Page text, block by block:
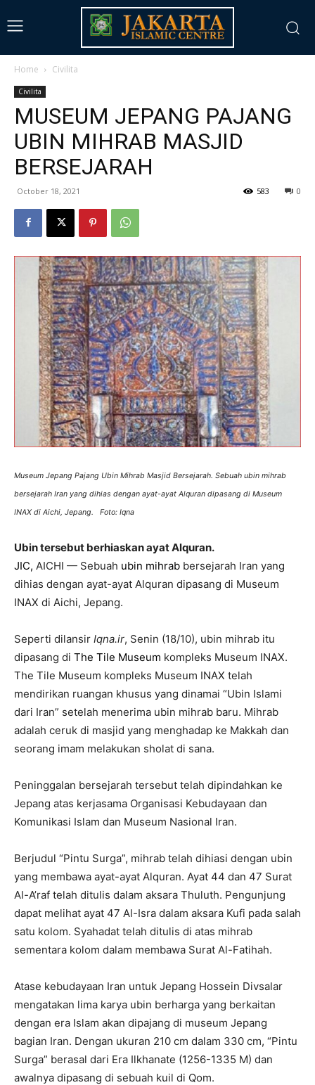
Home Civilita
Civilita
MUSEUM JEPANG PAJANG
UBIN MIHRAB MASJID
BERSEJARAH
October 18, 2021 0
583
Museum Jepang Pajang Ubin Mihrab Masjid Bersejarah. Sebuah ubin mihrab
bersejarah Iran yang dihias dengan ayat-ayat Alquran dipasang di Museum
INAX di Aichi, Jepang. Foto: Iqna
Ubin tersebut berhiaskan ayat Alquran.
JIC, AICHI — Sebuah ubin mihrab bersejarah Iran yang
dihias dengan ayat-ayat Alquran dipasang di Museum
INAX di Aichi, Jepang.
Seperti dilansir Iqna.ir, Senin (18/10), ubin mihrab itu
dipasang di The Tile Museum kompleks Museum INAX.
The Tile Museum kompleks Museum INAX telah
mendirikan ruangan khusus yang dinamai “Ubin Islami
dari Iran” setelah menerima ubin mihrab baru. Mihrab
adalah ceruk di masjid yang menghadap ke Makkah dan
seorang imam melakukan sholat di sana.
Peninggalan bersejarah tersebut telah dipindahkan ke
Jepang atas kerjasama Organisasi Kebudayaan dan
Komunikasi Islam dan Museum Nasional Iran.
Berjudul “Pintu Surga”, mihrab telah dihiasi dengan ubin
yang membawa ayat-ayat Alquran. Ayat 44 dan 47 Surat
Al-A’raf telah ditulis dalam aksara Thuluth. Pengunjung
dapat melihat ayat 47 Al-Isra dalam aksara Kufi pada salah
satu kolom. Syahadat telah ditulis di atas mihrab
sementara kolom dalam membawa Surat Al-Fatihah.
Atase kebudayaan Iran untuk Jepang Hossein Divsalar
mengatakan lima karya ubin berharga yang berkaitan
dengan era Islam akan dipajang di museum Jepang
bagian Iran. Dengan ukuran 210 cm dalam 330 cm, “Pintu
Surga” berasal dari Era Ilkhanate (1256-1335 M) dan
awalnya dipasang di sebuah kuil di Qom.